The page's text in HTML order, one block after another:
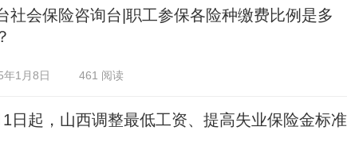
社会保险咨询台|职工参保各险种缴费比例是多
年1月8日 461 阅读
1日起，山西调整最低工资、提高失业保险金标准